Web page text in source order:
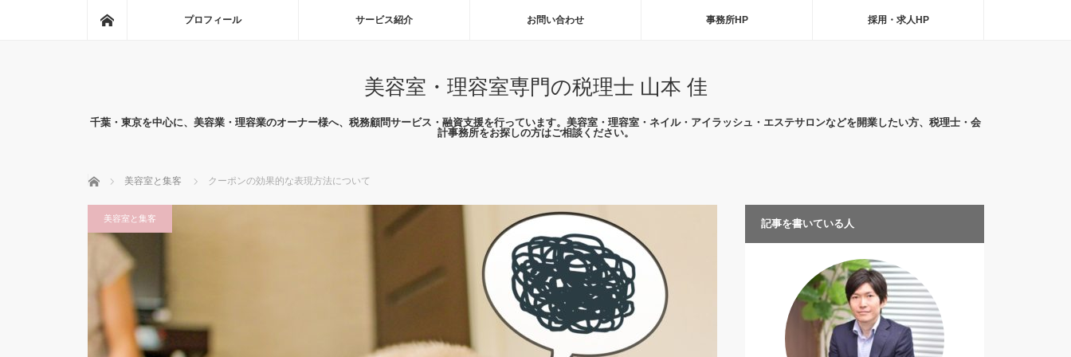
プロフィール サービス紹介 お問い合わせ 事務所HP 採用・求人HP
美容室・理容室専門の税理士 山本 佳
千葉・東京を中心に、美容業・理容業のオーナー様へ、税務顧問サービス・融資支援を行っています。美容室・理容室・ネイル・アイラッシュ・エステサロンなどを開業したい方、税理士・会
計事務所をお探しの方はご相談ください。
ホーム 美容室と集客 クーポンの効果的な表現方法について
美容室と集客 記事を書いている人